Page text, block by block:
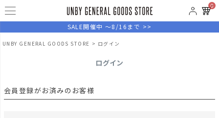
0
SALE開催中 ～8/16まで >>
UNBY GENERAL GOODS STORE ログイン
ログイン
会員登録がお済みのお客様